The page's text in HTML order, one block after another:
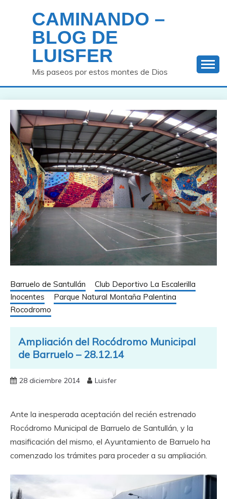
contenido
CAMINANDO –
BLOG DE
LUISFER
Mis paseos por estos montes de Dios
Barruelo de Santullán
Club Deportivo La Escalerilla
Inocentes
Parque Natural Montaña Palentina
Rocodromo
Ampliación del Rocódromo Municipal
de Barruelo – 28.12.14
28 diciembre 2014 Luisfer
Ante la inesperada aceptación del recién estrenado
Rocódromo Municipal de Barruelo de Santullán, y la
masificación del mismo, el Ayuntamiento de Barruelo ha
comenzado los trámites para proceder a su ampliación.